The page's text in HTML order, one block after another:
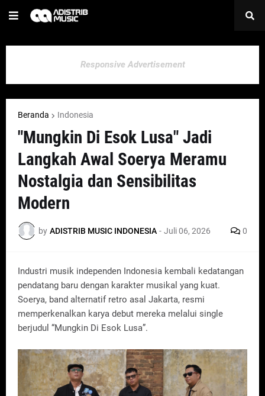
Responsive Advertisement
Beranda Indonesia
"Mungkin Di Esok Lusa" Jadi
Langkah Awal Soerya Meramu
Nostalgia dan Sensibilitas
Modern
by ADISTRIB MUSIC INDONESIA - Juli 06, 2026 0
Industri musik independen Indonesia kembali kedatangan
pendatang baru dengan karakter musikal yang kuat.
Soerya, band alternatif retro asal Jakarta, resmi
memperkenalkan karya debut mereka melalui single
berjudul “Mungkin Di Esok Lusa”.